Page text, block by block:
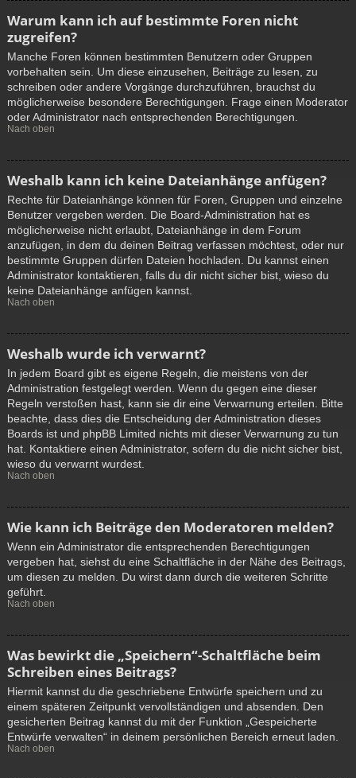
Warum kann ich auf bestimmte Foren nicht
zugreifen?
Manche Foren können bestimmten Benutzern oder Gruppen
vorbehalten sein. Um diese einzusehen, Beiträge zu lesen, zu
schreiben oder andere Vorgänge durchzuführen, brauchst du
möglicherweise besondere Berechtigungen. Frage einen Moderator
oder Administrator nach entsprechenden Berechtigungen.
Nach oben
Weshalb kann ich keine Dateianhänge anfügen?
Rechte für Dateianhänge können für Foren, Gruppen und einzelne
Benutzer vergeben werden. Die Board-Administration hat es
möglicherweise nicht erlaubt, Dateianhänge in dem Forum
anzufügen, in dem du deinen Beitrag verfassen möchtest, oder nur
bestimmte Gruppen dürfen Dateien hochladen. Du kannst einen
Administrator kontaktieren, falls du dir nicht sicher bist, wieso du
keine Dateianhänge anfügen kannst.
Nach oben
Weshalb wurde ich verwarnt?
In jedem Board gibt es eigene Regeln, die meistens von der
Administration festgelegt werden. Wenn du gegen eine dieser
Regeln verstoßen hast, kann sie dir eine Verwarnung erteilen. Bitte
beachte, dass dies die Entscheidung der Administration dieses
Boards ist und phpBB Limited nichts mit dieser Verwarnung zu tun
hat. Kontaktiere einen Administrator, sofern du die nicht sicher bist,
wieso du verwarnt wurdest.
Nach oben
Wie kann ich Beiträge den Moderatoren melden?
Wenn ein Administrator die entsprechenden Berechtigungen
vergeben hat, siehst du eine Schaltfläche in der Nähe des Beitrags,
um diesen zu melden. Du wirst dann durch die weiteren Schritte
geführt.
Nach oben
Was bewirkt die „Speichern“-Schaltfläche beim
Schreiben eines Beitrags?
Hiermit kannst du die geschriebene Entwürfe speichern und zu
einem späteren Zeitpunkt vervollständigen und absenden. Den
gesicherten Beitrag kannst du mit der Funktion „Gespeicherte
Entwürfe verwalten“ in deinem persönlichen Bereich erneut laden.
Nach oben